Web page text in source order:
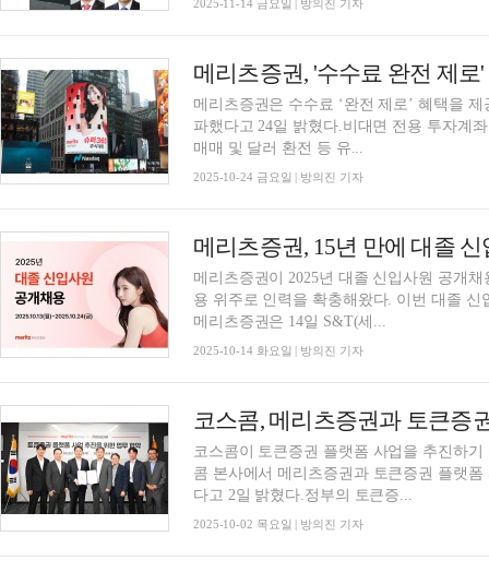
2025-11-14 금요일 | 방의진 기자
메리츠증권, '수수료 완전 제로
메리츠증권은 수수료 ‘완전 제로’ 혜택을 제
파했다고 24일 밝혔다.비대면 전용 투자계
매매 및 달러 환전 등 유...
2025-10-24 금요일 | 방의진 기자
메리츠증권, 15년 만에 대졸
메리츠증권이 2025년 대졸 신입사원 공개
용 위주로 인력을 확충해왔다. 이번 대졸 신
메리츠증권은 14일 S&T(세...
2025-10-14 화요일 | 방의진 기자
코스콤, 메리츠증권과 토큰증
코스콤이 토큰증권 플랫폼 사업을 추진하
콤 본사에서 메리츠증권과 토큰증권 플랫
다고 2일 밝혔다.정부의 토큰증...
2025-10-02 목요일 | 방의진 기자